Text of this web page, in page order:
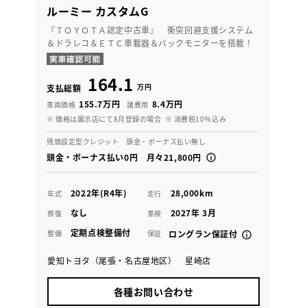
ルーミー カスタムG
『ＴＯＹＯＴＡ認定中古車』 衝突回避支援システム
＆ドラレコ＆ＥＴＣ車載器＆バックモニターを搭載！
支払総額 164.1 万円
車両価格 155.7万円 諸費用 8.4万円
※ 価格は展示店にて8月登録の場合 ※ 消費税10％込み
残価設定型クレジット 頭金・ボーナス払い無し
頭金・ボーナス払い0円 月々21,800円
年式 2022年(R4年) 走行 28,000km
修復 なし 車検 2027年 3月
整備 定期点検整備付 保証 ロングラン保証付
愛知トヨタ（尾張・名古屋地区） 星崎店
各種お問い合わせ